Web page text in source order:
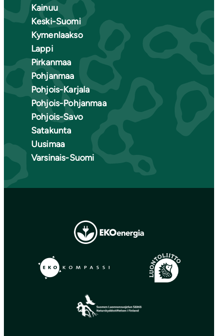
Kainuu
Keski-Suomi
Kymenlaakso
Lappi
Pirkanmaa
Pohjanmaa
Pohjois-Karjala
Pohjois-Pohjanmaa
Pohjois-Savo
Satakunta
Uusimaa
Varsinais-Suomi